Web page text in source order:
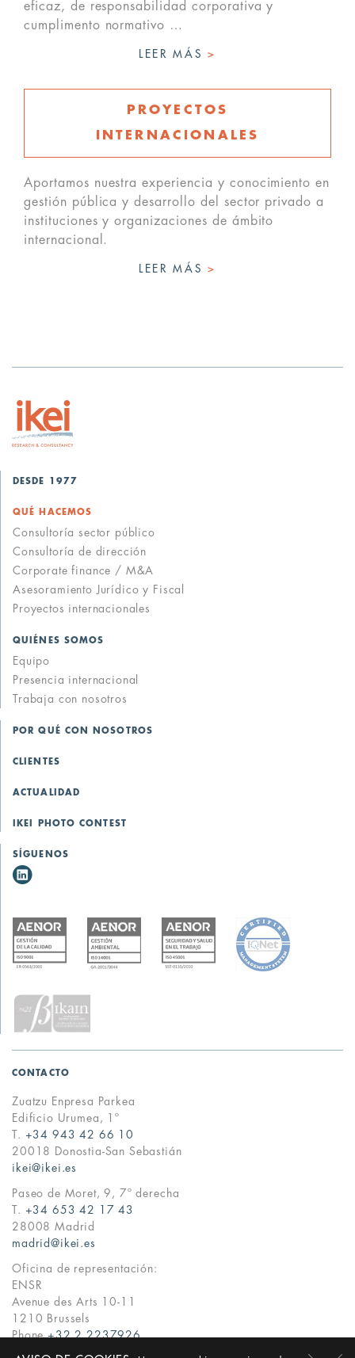
eficaz, de responsabilidad corporativa y
cumplimento normativo …
LEER MÁS>
PROYECTOS
INTERNACIONALES
Aportamos nuestra experiencia y conocimiento en
gestión pública y desarrollo del sector privado a
instituciones y organizaciones de ámbito
internacional.
LEER MÁS>
DESDE 1977
QUÉ HACEMOS
Consultoría sector público
Consultoría de dirección
Corporate finance / M&A
Asesoramiento Jurídico y Fiscal
Proyectos internacionales
QUIÉNES SOMOS
Equipo
Presencia internacional
Trabaja con nosotros
POR QUÉ CON NOSOTROS
CLIENTES
ACTUALIDAD
IKEI PHOTO CONTEST
SÍGUENOS
CONTACTO
Zuatzu Enpresa Parkea
Edificio Urumea, 1º
T.
+34 943 42 66 10
20018 Donostia-San Sebastián
ikei@ikei.es
Paseo de Moret, 9, 7º derecha
T.
+34 653 42 17 43
28008 Madrid
madrid@ikei.es
Oficina de representación:
ENSR
Avenue des Arts 10-11
1210 Brussels
Phone +32 2 2237926